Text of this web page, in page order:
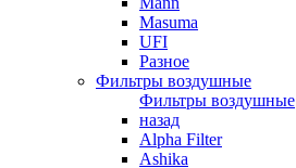
Masuma
UFI
Разное
Фильтры воздушные
Фильтры воздушные
назад
Alpha Filter
Ashika